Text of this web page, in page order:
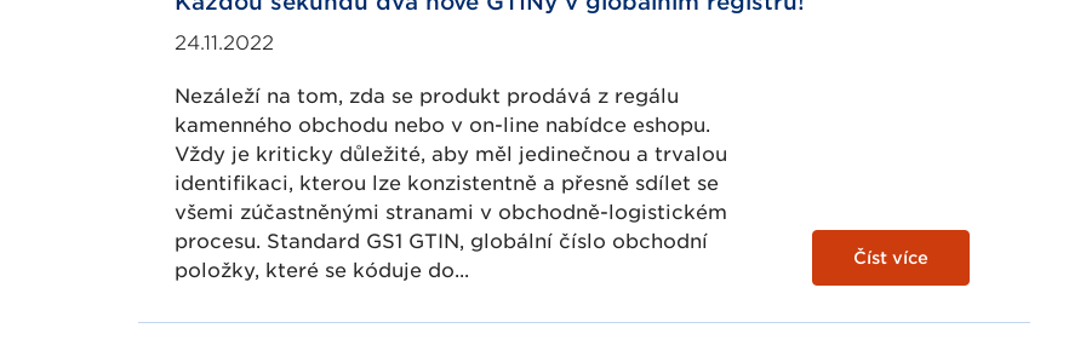
24.11.2022
Nezáleží na tom, zda se produkt prodává z regálu
kamenného obchodu nebo v on-line nabídce eshopu.
Vždy je kriticky důležité, aby měl jedinečnou a trvalou
identifikaci, kterou lze konzistentně a přesně sdílet se
všemi zúčastněnými stranami v obchodně-logistickém
procesu. Standard GS1 GTIN, globální číslo obchodní
položky, které se kóduje do...
Číst více